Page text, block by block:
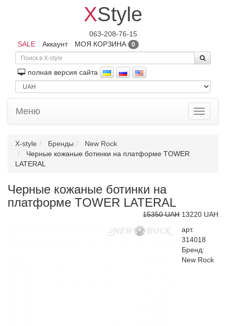
XStyle
063-208-76-15
SALE
Аккаунт МОЯ КОРЗИНА 0
полная версия сайта
Toggle
Меню
X-style Бренды
New Rock
Черные кожаные ботинки на платформе TOWER
LATERAL
Черные кожаные ботинки на
платформе TOWER LATERAL
15350 UAH 13220 UAH
арт.
314018
Бренд:
New Rock